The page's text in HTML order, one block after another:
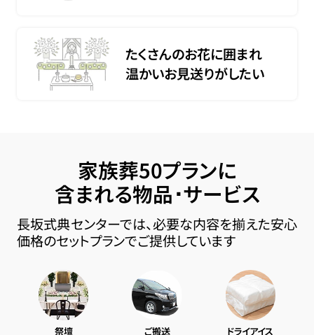
たくさんのお花に囲まれ
温かいお見送りがしたい
家族葬50プランに
含まれる物品･サービス
長坂式典センターでは、必要な内容を揃えた安心
価格のセットプランでご提供しています
祭壇 ご搬送 ドライアイス